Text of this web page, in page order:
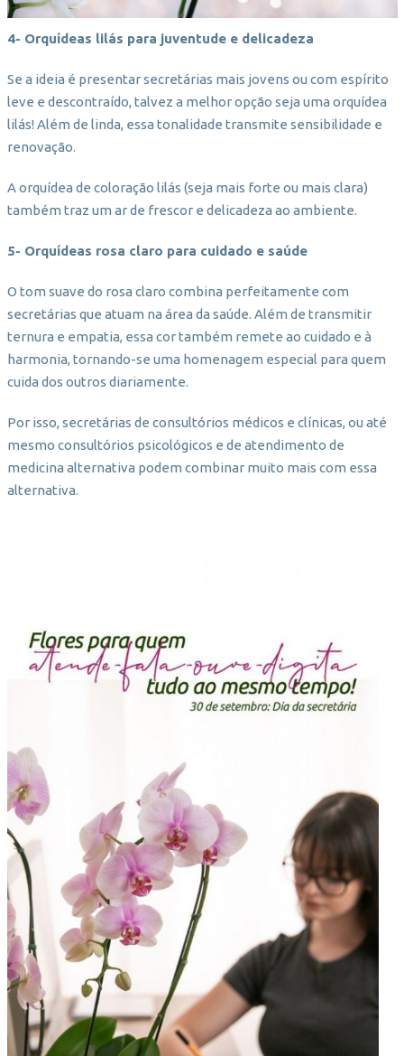
4- Orquídeas lilás para juventude e delicadeza
Se a ideia é presentar secretárias mais jovens ou com espírito
leve e descontraído, talvez a melhor opção seja uma orquídea
lilás! Além de linda, essa tonalidade transmite sensibilidade e
renovação.
A orquídea de coloração lilás (seja mais forte ou mais clara)
também traz um ar de frescor e delicadeza ao ambiente.
5- Orquídeas rosa claro para cuidado e saúde
O tom suave do rosa claro combina perfeitamente com
secretárias que atuam na área da saúde. Além de transmitir
ternura e empatia, essa cor também remete ao cuidado e à
harmonia, tornando-se uma homenagem especial para quem
cuida dos outros diariamente.
Por isso, secretárias de consultórios médicos e clínicas, ou até
mesmo consultórios psicológicos e de atendimento de
medicina alternativa podem combinar muito mais com essa
alternativa.